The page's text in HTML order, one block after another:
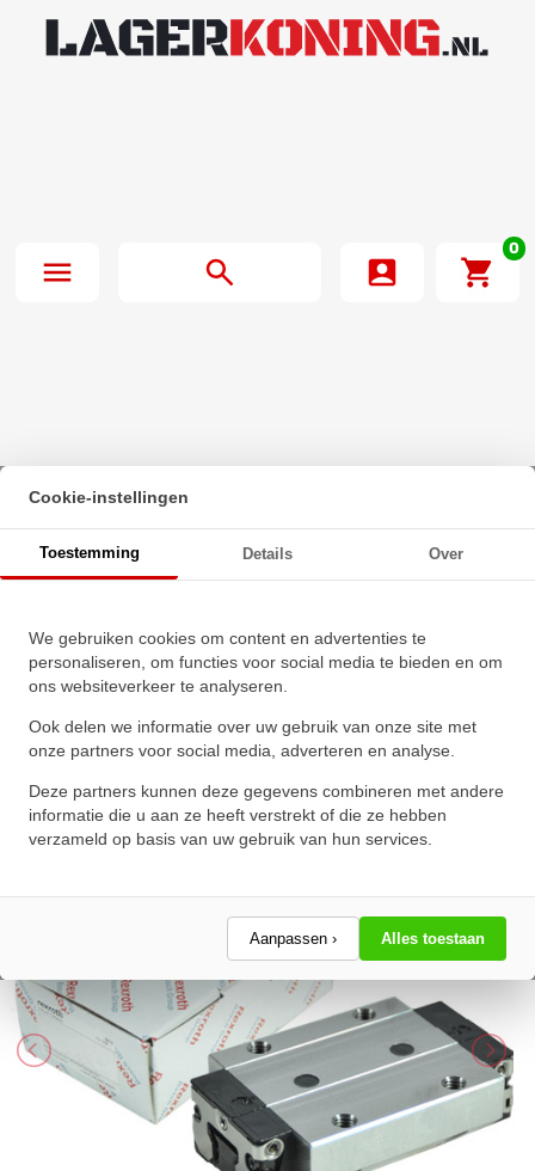
0
Beginpagina·
Bosch Rexroth Kogelwagen Koolstofstaal KWD-020-CNS-
C1-H-1 Met Kogelketting
Cookie-instellingen
Toestemming Details Over
We gebruiken cookies om content en advertenties te
personaliseren, om functies voor social media te bieden en om
ons websiteverkeer te analyseren.
Ook delen we informatie over uw gebruik van onze site met
onze partners voor social media, adverteren en analyse.
Deze partners kunnen deze gegevens combineren met andere
informatie die u aan ze heeft verstrekt of die ze hebben
verzameld op basis van uw gebruik van hun services.
Aanpassen › Alles toestaan
Bosch Rexroth Kogelwagen
Koolstofstaal KWD-020-CNS-C1-
H-1 Met Kogelketting
Schrijf een review!